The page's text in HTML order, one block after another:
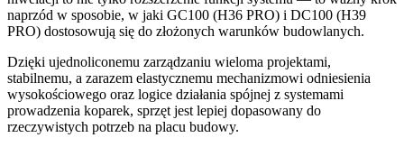
naprzód w sposobie, w jaki GC100 (H36 PRO) i DC100 (H39
PRO) dostosowują się do złożonych warunków budowlanych.
Dzięki ujednoliconemu zarządzaniu wieloma projektami,
stabilnemu, a zarazem elastycznemu mechanizmowi odniesienia
wysokościowego oraz logice działania spójnej z systemami
prowadzenia koparek, sprzęt jest lepiej dopasowany do
rzeczywistych potrzeb na placu budowy.